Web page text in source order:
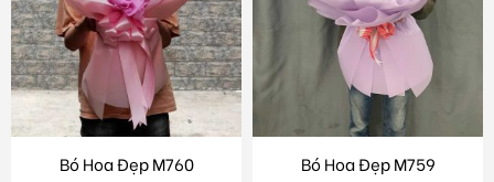
Bó Hoa Đẹp M760 Bó Hoa Đẹp M759